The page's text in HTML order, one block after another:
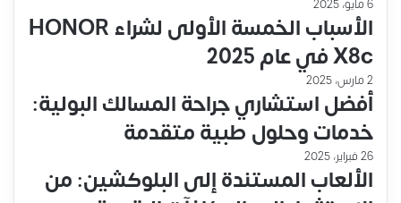
6 مايو، 2025
الأسباب الخمسة الأولى لشراء HONOR
X8c في عام 2025
2 مارس، 2025
أفضل استشاري جراحة المسالك البولية:
خدمات وحلول طبية متقدمة
26 فبراير، 2025
الألعاب المستندة إلى البلوكشين: من